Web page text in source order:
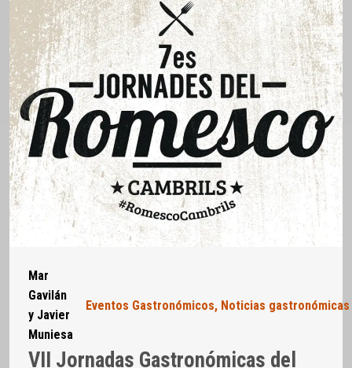
Mar
Gavilán
y Javier
Muniesa
Eventos Gastronómicos, Noticias gastronómicas
VII Jornadas Gastronómicas del